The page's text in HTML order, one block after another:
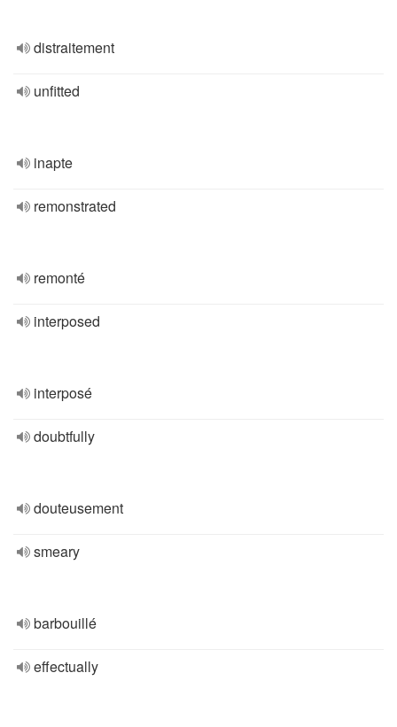
distraitement
unfitted
inapte
remonstrated
remonté
interposed
interposé
doubtfully
douteusement
smeary
barbouillé
effectually